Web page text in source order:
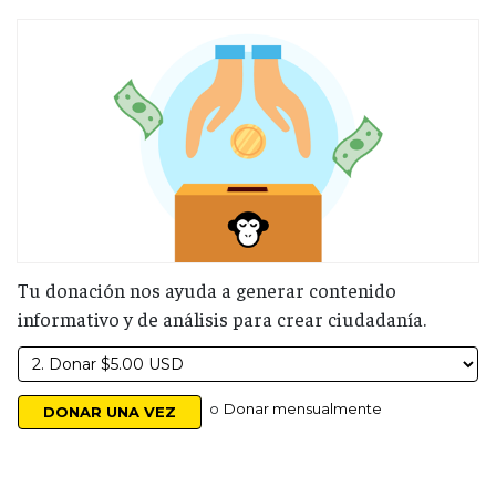
Tu donación nos ayuda a generar contenido
informativo y de análisis para crear ciudadanía.
o Donar mensualmente